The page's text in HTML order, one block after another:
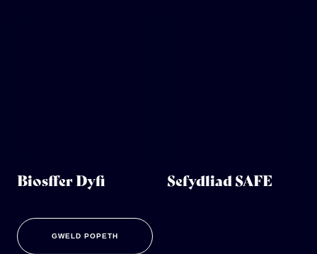
Biosffer Dyfi Sefydliad SAFE
GWELD POPETH